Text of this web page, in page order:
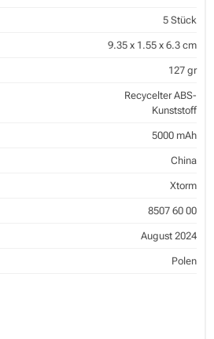
5 Stück
9.35 x 1.55 x 6.3 cm
127 gr
Recycelter ABS-
Kunststoff
5000 mAh
China
Xtorm
8507 60 00
August 2024
Polen